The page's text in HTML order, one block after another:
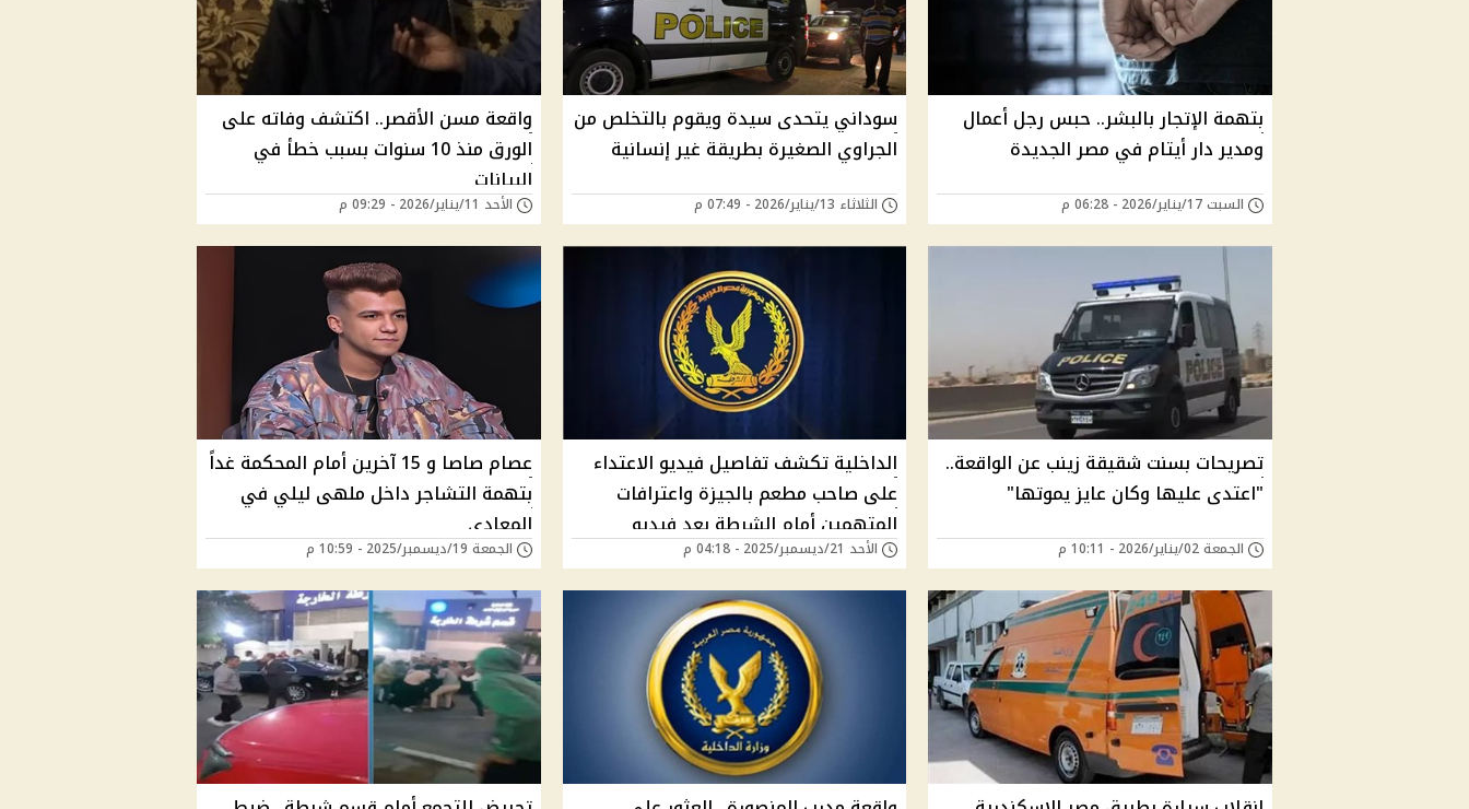
بتهمة الإتجار بالبشر.. حبس رجل أعمال
ومدير دار أيتام في مصر الجديدة
السبت 17/يناير/2026 - 06:28 م
سوداني يتحدى سيدة ويقوم بالتخلص من
الجراوي الصغيرة بطريقة غير إنسانية
الثلاثاء 13/يناير/2026 - 07:49 م
واقعة مسن الأقصر.. اكتشف وفاته على
الورق منذ 10 سنوات بسبب خطأ في
البيانات
الأحد 11/يناير/2026 - 09:29 م
تصريحات بسنت شقيقة زينب عن الواقعة..
"اعتدى عليها وكان عايز يموتها"
الجمعة 02/يناير/2026 - 10:11 م
الداخلية تكشف تفاصيل فيديو الاعتداء
على صاحب مطعم بالجيزة واعترافات
المتهمين أمام الشرطة بعد فيديو
متداول
الأحد 21/ديسمبر/2025 - 04:18 م
عصام صاصا و 15 آخرين أمام المحكمة غداً
بتهمة التشاجر داخل ملهى ليلي في
المعادي
الجمعة 19/ديسمبر/2025 - 10:59 م